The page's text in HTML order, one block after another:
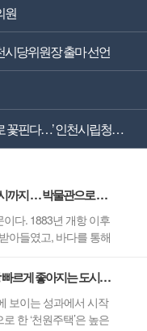
원
시당위원장 출마 선언
‘무더위 잊은 땀방울, 정통 클래식으로 꽃핀다…’ 인천시립청소년교향악단, 첫 무대 앞두고 연습실 열기‘가득’
(기획) 개항에서 국제도시까지 … 박물관으로 읽는 인천의 시간
다. 1883년 개항 이후
아들였고, 바다를 통해
화교문화, 산업화와 국
는 대한민국 근현대
겨 있다.개항장의 근대
, 한국 이민의 역사와
(기획) 인천, 어떻게 가장 빠르게 좋아지는 도시가 됐나.
보이는 성과에서 시작
한 ‘천원주택’은 높은